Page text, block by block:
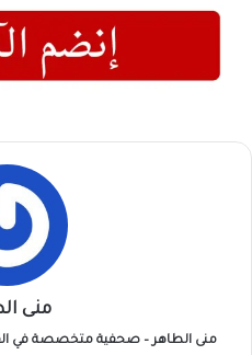
منى
منى الطاهر – صحفية متخصصة في